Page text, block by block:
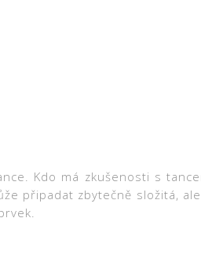
Kdo má zkušenosti s
připadat zbytečně složitá,